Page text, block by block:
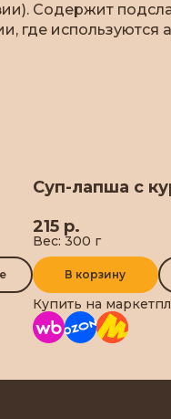
Содержит
где используются
Суп-лапша с
215 р.
Вес: 300 г
В корзину
Купить на